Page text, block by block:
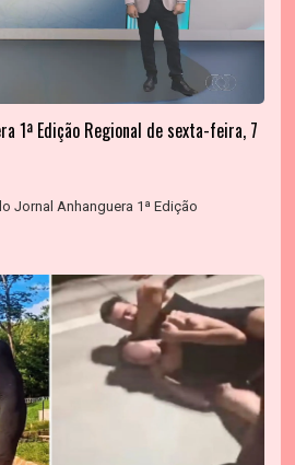
1ª Edição Regional de sexta-feira, 7
Jornal Anhanguera 1ª Edição